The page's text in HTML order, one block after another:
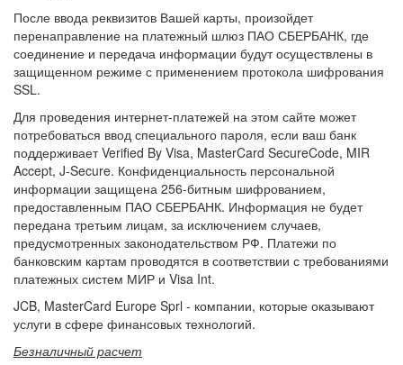
После ввода реквизитов Вашей карты, произойдет
перенаправление на платежный шлюз ПАО СБЕРБАНК, где
соединение и передача информации будут осуществлены в
защищенном режиме с применением протокола шифрования
SSL.
Для проведения интернет-платежей на этом сайте может
потребоваться ввод специального пароля, если ваш банк
поддерживает Verified By Visa, MasterCard SecureCode, MIR
Accept, J-Secure. Конфиденциальность персональной
информации защищена 256-битным шифрованием,
предоставленным ПАО СБЕРБАНК. Информация не будет
передана третьим лицам, за исключением случаев,
предусмотренных законодательством РФ. Платежи по
банковским картам проводятся в соответствии с требованиями
платежных систем МИР и Visa Int.
JCB, MasterCard Europe Sprl - компании, которые оказывают
услуги в сфере финансовых технологий.
Безналичный расчет